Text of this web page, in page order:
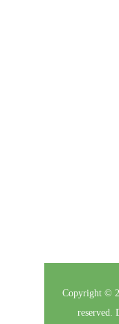
Copyright ©
reserved.